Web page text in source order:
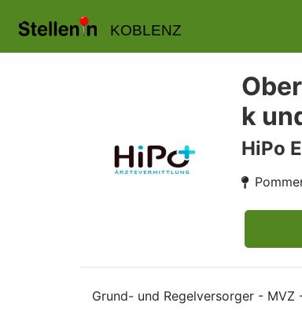
KOBLENZ
k
HiPo
Grund- und Regelversorger -